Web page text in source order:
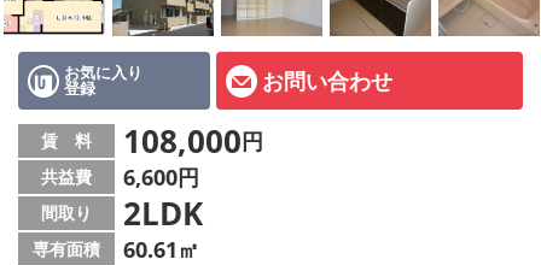
LINE公式アカウント
店舗情報·アクセス
会社概要
メールでお問い合わせ
お気に入り
登録 お問い合わせ
賃 料 108,000円
共益費 6,600円
間取り 2LDK
専有面積 60.61㎡